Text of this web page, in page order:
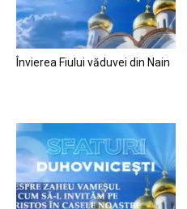
Învierea Fiului văduvei din Nain